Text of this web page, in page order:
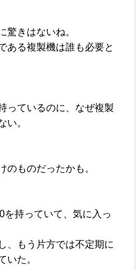
驚きはないね。
ある複製機は誰も必要と
っているのに、なぜ複製
い。
のものだったかも。
を持っていて、気に入っ
、もう片方では不定期に
いた。